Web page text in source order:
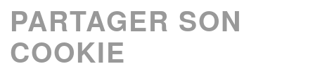
PARTAGER SON
COOKIE